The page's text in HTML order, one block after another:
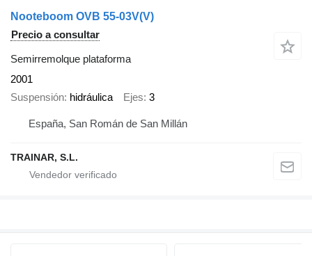
Nooteboom OVB 55-03V(V)
Precio a consultar
Semirremolque plataforma
2001
Suspensión hidráulica Ejes 3
España, San Román de San Millán
TRAINAR, S.L.